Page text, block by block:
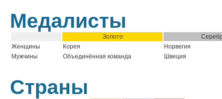
Медалисты
Золото
Женщины
Корея
Норвегия
Мужчины
Объединённая команда Швеция
Страны